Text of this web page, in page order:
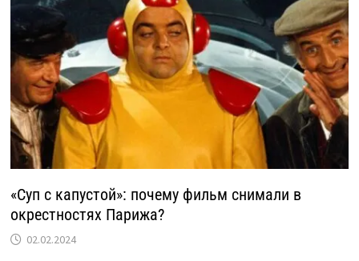
«Суп с капустой»: почему фильм снимали в
окрестностях Парижа?
02.02.2024